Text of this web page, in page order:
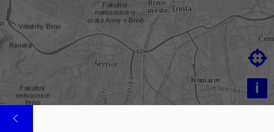
i
